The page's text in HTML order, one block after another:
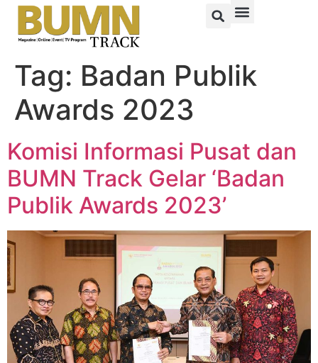
Tag: Badan Publik
Awards 2023
Komisi Informasi Pusat dan
BUMN Track Gelar ‘Badan
Publik Awards 2023’